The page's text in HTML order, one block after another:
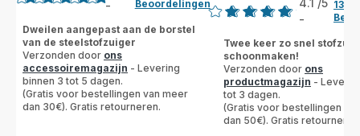
met
5
sterren
(gemiddeld)
-
Beoordelingen
Dweilen aangepast aan de borstel
van de steelstofzuiger
Verzonden door ons
accessoiremagazijn - Levering
binnen 3 tot 5 dagen.
(Gratis voor bestellingen van meer
dan 30€). Gratis retourneren.
4.1 /5
-
134
Twee keer zo snel
schoonmaken!
Verzonden door ons
productmagazijn -
tot 3 dagen.
(Gratis voor bestellingen
dan 50€). Gratis